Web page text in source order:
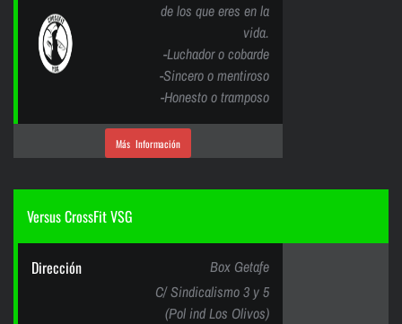
de los que eres en la
vida.
-Luchador o cobarde
-Sincero o mentiroso
-Honesto o tramposo
Más Información
Versus CrossFit VSG
Dirección
Box Getafe
C/ Sindicalismo 3 y 5
(Pol ind Los Olivos)